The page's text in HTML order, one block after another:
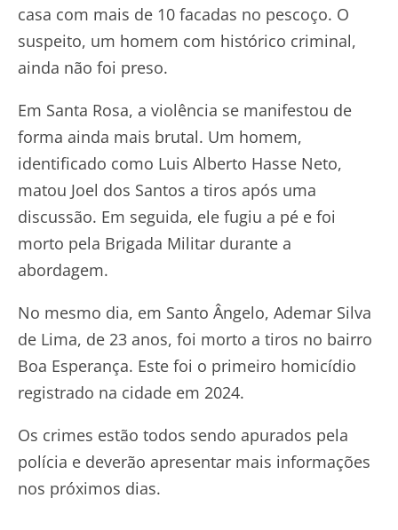
casa com mais de 10 facadas no pescoço. O
suspeito, um homem com histórico criminal,
ainda não foi preso.
Em Santa Rosa, a violência se manifestou de
forma ainda mais brutal. Um homem,
identificado como Luis Alberto Hasse Neto,
matou Joel dos Santos a tiros após uma
discussão. Em seguida, ele fugiu a pé e foi
morto pela Brigada Militar durante a
abordagem.
No mesmo dia, em Santo Ângelo, Ademar Silva
de Lima, de 23 anos, foi morto a tiros no bairro
Boa Esperança. Este foi o primeiro homicídio
registrado na cidade em 2024.
Os crimes estão todos sendo apurados pela
polícia e deverão apresentar mais informações
nos próximos dias.